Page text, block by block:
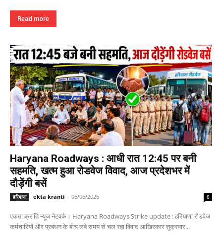
Read more
Haryana Roadways : आधी रात 12:45 पर बनी
सहमति, खत्म हुआ रोडवेज विवाद, आज प्रदेशभर में
दौड़ेंगी बसें
हरियाणा ekta kranti - 06/06/2026 0
एकता क्रांति न्यूज नेटवर्क। Haryana Roadways Strike update : हरियाणा रोडवेज
कर्मचारियों और प्रबंधन के बीच लंबे समय से चल रहा विवाद आखिरकार शुक्रवार...